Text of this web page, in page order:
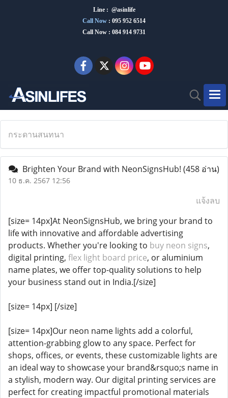
Line : @asinlife
Call Now : 095 952 6514
Call Now : 084 914 9731
กระดานสนทนา
Brighten Your Brand with NeonSignsHub! (458 อ่าน)
10 ธ.ค. 2567 12:56
แจ้งลบ
[size= 14px]At NeonSignsHub, we bring your brand to
life with innovative and affordable advertising
products. Whether you're looking to buy neon signs,
digital printing, flex light board price, or aluminium
name plates, we offer top-quality solutions to help
your business stand out in India.[/size]
[size= 14px] [/size]
[size= 14px]Our neon name lights add a colorful,
attention-grabbing glow to any space. Perfect for
shops, offices, or events, these customizable lights are
an ideal way to showcase your brand&rsquo;s name in
a stylish, modern way. Our digital printing services are
perfect for creating impactful promotional materials